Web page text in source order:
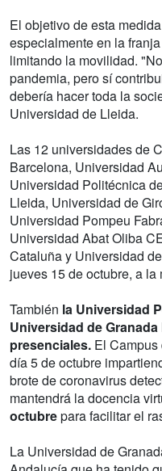
El objetivo de esta
especialmente en la
limitando la movilidad.
pandemia, pero sí
debería hacer toda la
Universidad de Lleida.
Las 12 universidades de
Barcelona, Universidad
Universidad Politécnica
Lleida, Universidad de
Universidad Pompeu
Universidad Abat Oliba
Cataluña y Universidad
jueves 15 de octubre, a
También la Universidad
Universidad de
presenciales. El
día 5 de octubre
brote de coronavirus
mantendrá la docencia
octubrepara facilitar el
La Universidad de